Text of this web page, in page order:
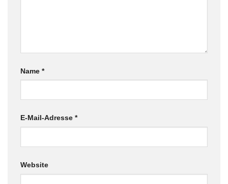
Name *
E-Mail-Adresse *
Website